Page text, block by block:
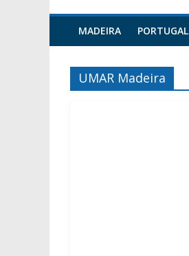
MADEIRA PORTUGAL
UMAR Madeira